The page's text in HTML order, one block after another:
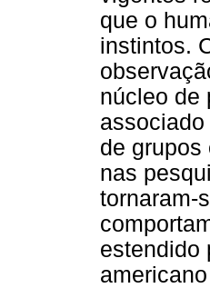
que o
instintos.
núcleo de
de grupos
nas
tornaram-
estendido